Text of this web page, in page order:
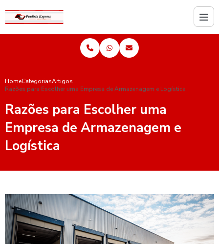
HomeCategoriasArtigos
Razões para Escolher uma Empresa de Armazenagem e Logística
Razões para Escolher uma
Empresa de Armazenagem e
Logística